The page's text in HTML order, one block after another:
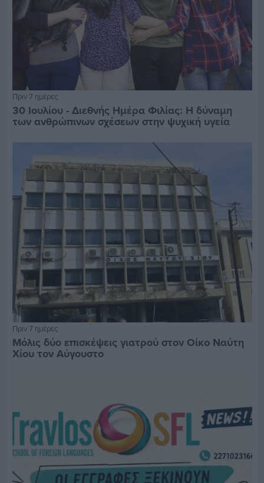
Πριν 7 ημέρες
30 Ιουλίου - Διεθνής Ημέρα Φιλίας: Η δύναμη
των ανθρώπινων σχέσεων στην ψυχική υγεία
Πριν 7 ημέρες
Μόλις δύο επισκέψεις γιατρού στον Οίκο Ναύτη
Χίου τον Αύγουστο